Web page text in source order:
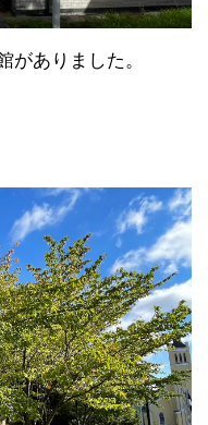
がありました。